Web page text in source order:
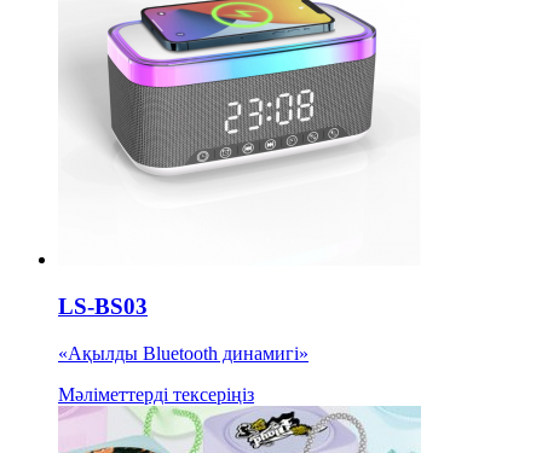
LS-BS03
«Ақылды Bluetooth динамигі»
Мәліметтерді тексеріңіз